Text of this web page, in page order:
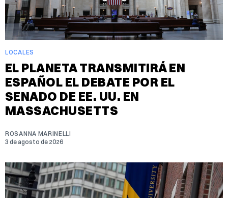
LOCALES
EL PLANETA TRANSMITIRÁ EN
ESPAÑOL EL DEBATE POR EL
SENADO DE EE. UU. EN
MASSACHUSETTS
ROSANNA MARINELLI
3 de agosto de 2026